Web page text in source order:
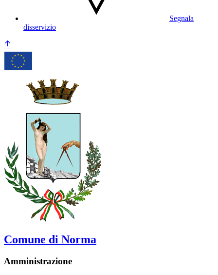
Segnala
disservizio
Comune di Norma
Amministrazione